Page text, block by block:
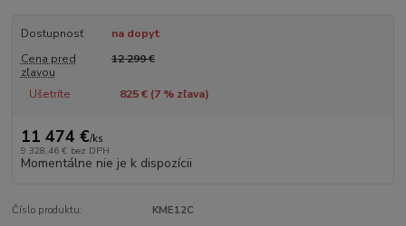
Dostupnosť
na dopyt
Cena pred
zľavou
12 299 €
Ušetríte 825 € (7% zľava)
11 474 €/ks
9 328,46 € bez DPH
Momentálne nie je k dispozícii
Číslo produktu: KME12C